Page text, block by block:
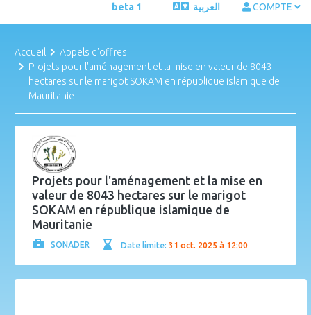
beta 1 العربية COMPTE
Accueil
Appels d'offres
Projets pour l'aménagement et la mise en valeur de 8043
hectares sur le marigot SOKAM en république islamique de
Mauritanie
Projets pour l'aménagement et la mise en
valeur de 8043 hectares sur le marigot
SOKAM en république islamique de
Mauritanie
SONADER Date limite: 31 oct. 2025 à 12:00